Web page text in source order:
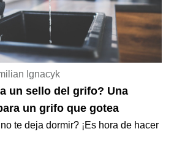
Ignacyk
un sello del grifo? Una
un grifo que gotea
te deja dormir? ¡Es hora de hacer